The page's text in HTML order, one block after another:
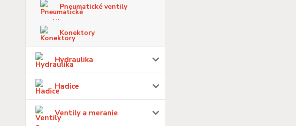
Pneumatické ventily
Konektory
Hydraulika
Hadice
Ventily a meranie